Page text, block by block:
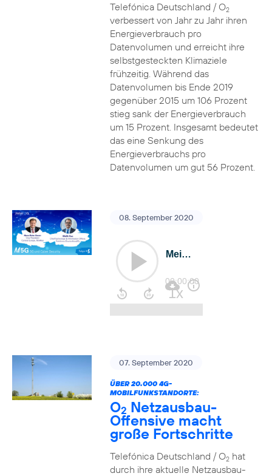
Telefónica Deutschland / O2
verbessert von Jahr zu Jahr ihren
Energieverbrauch pro
Datenvolumen und erreicht ihre
selbstgesteckten Klimaziele
frühzeitig. Während das
Datenvolumen bis Ende 2019
gegenüber 2015 um 106 Prozent
stieg sank der Energieverbrauch
um 15 Prozent. Insgesamt bedeutet
das eine Senkung des
Energieverbrauchs pro
Datenvolumen um gut 56 Prozent.
08. September 2020
07. September 2020
ÜBER 20.000 4G-
MOBILFUNKSTANDORTE:
O2 Netzausbau-
Offensive macht
große Fortschritte
Telefónica Deutschland / O2hat
durch ihre aktuelle Netzausbau-